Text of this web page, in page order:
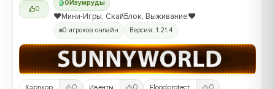
0
0 Изумруды
❤️Мини-Игры, СкайБлок, Выживание❤️
0 игроков онлайн Версия: 1.21.4
Хардкор Ивенты Floodprotect